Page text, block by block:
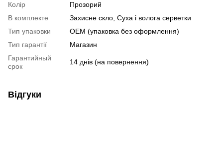
Колір
Прозорий
В комплекте
Захисне скло, Суха і волога серветки
Тип упаковки
OEM (упаковка без оформлення)
Тип гарантії
Магазин
Гарантийный
срок
14 днів (на повернення)
Відгуки